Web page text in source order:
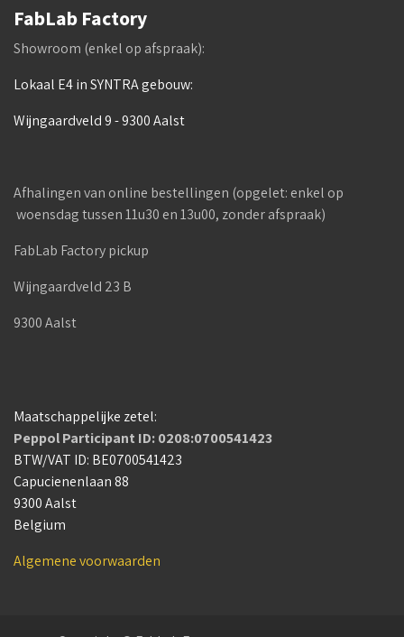
FabLab Factory
Showroom (enkel op afspraak):
Lokaal E4 in SYNTRA gebouw:
Wijngaardveld 9 - 9300 Aalst
Afhalingen van online bestellingen (opgelet: enkel op
woensdag tussen 11u30 en 13u00, zonder afspraak)
FabLab Factory pickup
Wijngaardveld 23 B
9300 Aalst
Maatschappelijke zetel:
Peppol Participant ID: 0208:0700541423
BTW/VAT ID: BE0700541423
Capucienenlaan 88
9300 Aalst
Belgium
Algemene voorwaarden